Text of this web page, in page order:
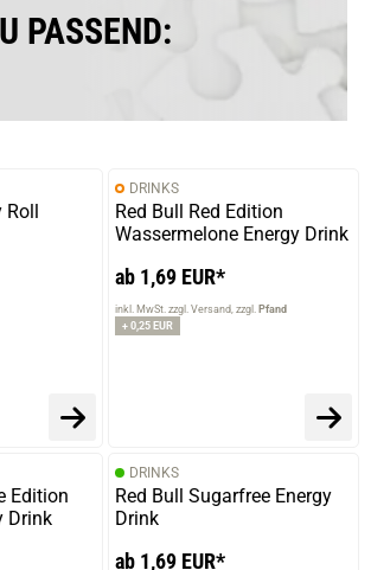
PASSEND:
DRINKS
Red Bull Red Edition
Wassermelone Energy Drink
ab 1,69 EUR*
inkl. MwSt. zzgl. Versand zzgl. Pfand
+ 0,25 EUR
Edition
Drink
DRINKS
Red Bull Sugarfree Energy
Drink
ab 1,69 EUR*